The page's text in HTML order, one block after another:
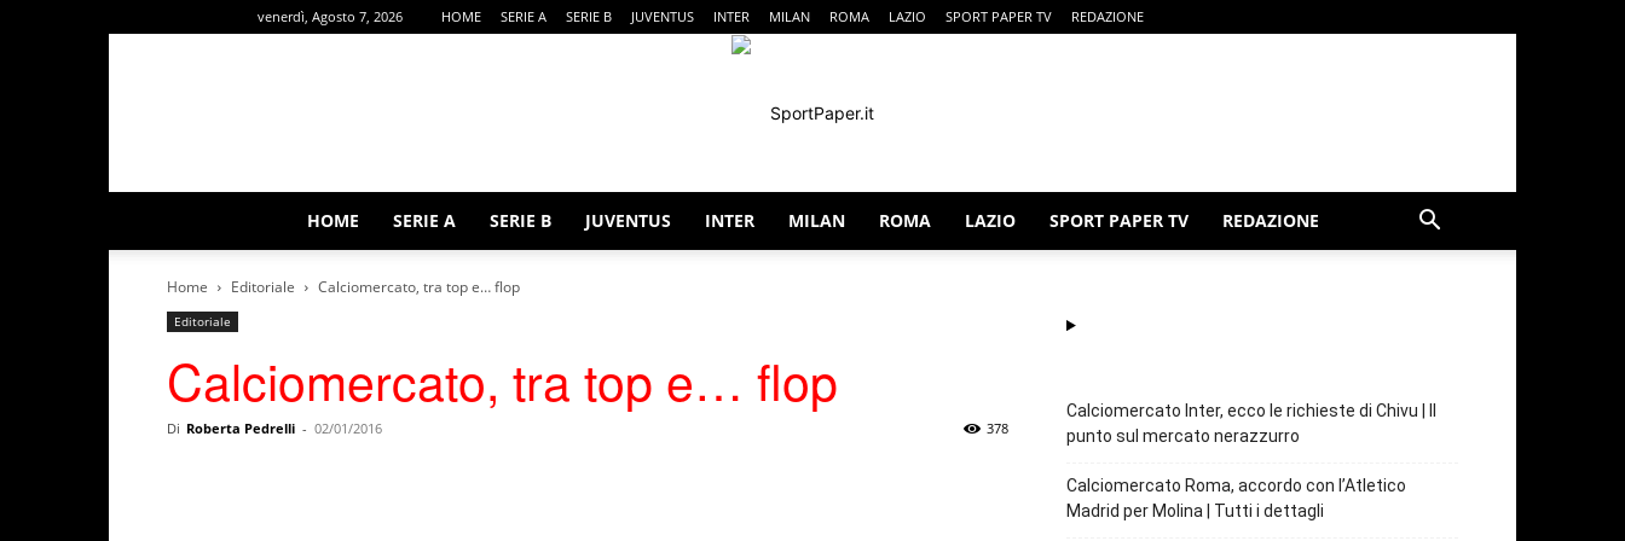
venerdì, Agosto 7, 2026 HOME SERIE A SERIE B JUVENTUS INTER MILAN ROMA LAZIO SPORT PAPER TV REDAZIONE
HOME SERIE A SERIE B JUVENTUS INTER MILAN ROMA LAZIO SPORT PAPER TV REDAZIONE
Home Editoriale Calciomercato, tra top e… flop
Editoriale
Calciomercato, tra top e… flop
Di Roberta Pedrelli - 02/01/2016 378
Calciomercato Inter, ecco le richieste di Chivu | Il
punto sul mercato nerazzurro
Calciomercato Roma, accordo con l’Atletico
Madrid per Molina | Tutti i dettagli